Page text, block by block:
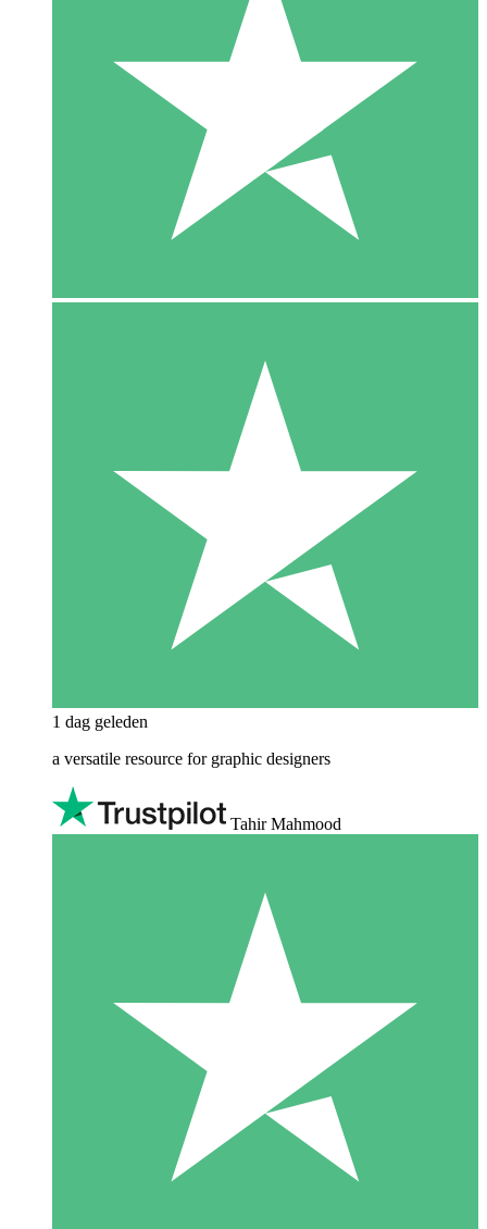
1 dag geleden
a versatile resource for graphic designers
Tahir Mahmood